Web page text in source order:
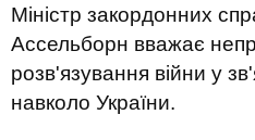
Міністр закордонних
Ассельборн вважає
розв'язування війни у
навколо України.